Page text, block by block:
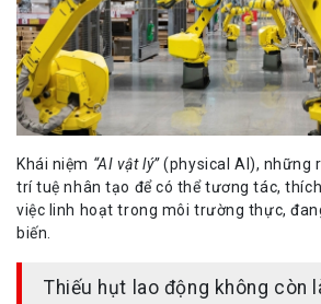
Khái niệm “AI vật lý”(physical AI), những
trí tuệ nhân tạo để có thể tương tác,
việc linh hoạt trong môi trường thực,
biến.
Thiếu hụt lao động không còn